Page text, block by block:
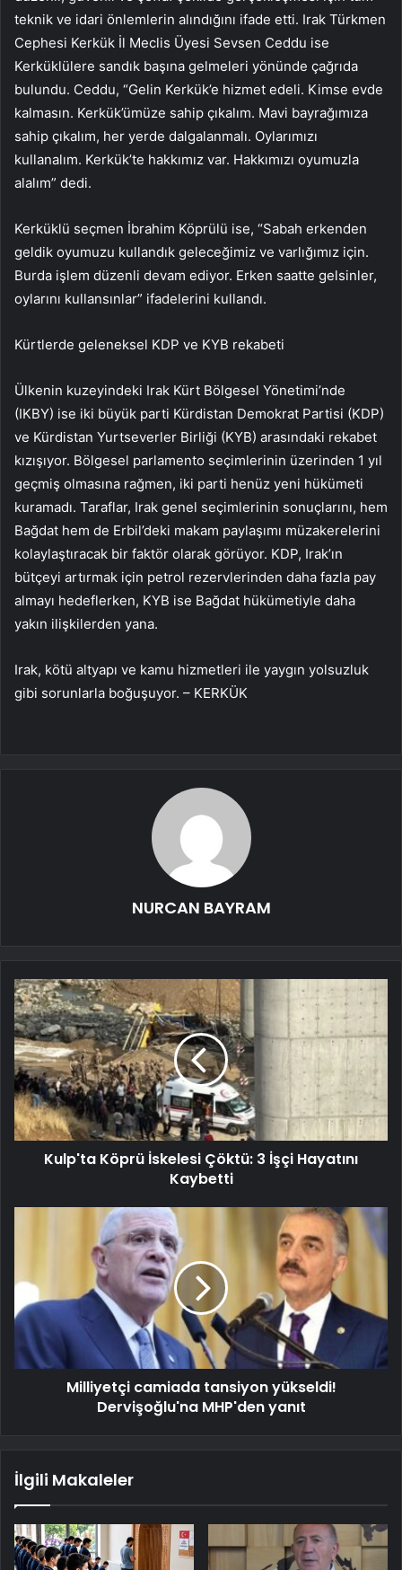
teknik ve idari önlemlerin alındığını ifade etti. Irak Türkmen
Cephesi Kerkük İl Meclis Üyesi Sevsen Ceddu ise
Kerküklülere sandık başına gelmeleri yönünde çağrıda
bulundu. Ceddu, “Gelin Kerkük’e hizmet edeli. Kimse evde
kalmasın. Kerkük’ümüze sahip çıkalım. Mavi bayrağımıza
sahip çıkalım, her yerde dalgalanmalı. Oylarımızı
kullanalım. Kerkük’te hakkımız var. Hakkımızı oyumuzla
alalım” dedi.
Kerküklü seçmen İbrahim Köprülü ise, “Sabah erkenden
geldik oyumuzu kullandık geleceğimiz ve varlığımız için.
Burda işlem düzenli devam ediyor. Erken saatte gelsinler,
oylarını kullansınlar” ifadelerini kullandı.
Kürtlerde geleneksel KDP ve KYB rekabeti
Ülkenin kuzeyindeki Irak Kürt Bölgesel Yönetimi’nde
(IKBY) ise iki büyük parti Kürdistan Demokrat Partisi (KDP)
ve Kürdistan Yurtseverler Birliği (KYB) arasındaki rekabet
kızışıyor. Bölgesel parlamento seçimlerinin üzerinden 1 yıl
geçmiş olmasına rağmen, iki parti henüz yeni hükümeti
kuramadı. Taraflar, Irak genel seçimlerinin sonuçlarını, hem
Bağdat hem de Erbil’deki makam paylaşımı müzakerelerini
kolaylaştıracak bir faktör olarak görüyor. KDP, Irak’ın
bütçeyi artırmak için petrol rezervlerinden daha fazla pay
almayı hedeflerken, KYB ise Bağdat hükümetiyle daha
yakın ilişkilerden yana.
Irak, kötü altyapı ve kamu hizmetleri ile yaygın yolsuzluk
gibi sorunlarla boğuşuyor. – KERKÜK
NURCAN BAYRAM
Kulp'ta Köprü İskelesi Çöktü: 3 İşçi Hayatını
Kaybetti
Milliyetçi camiada tansiyon yükseldi!
Dervişoğlu'na MHP'den yanıt
İlgili Makaleler